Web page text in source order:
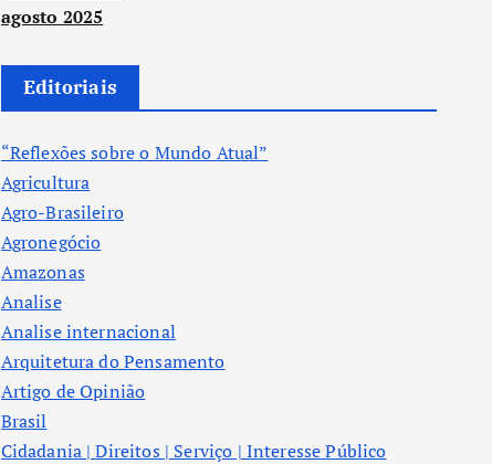
agosto 2025
Editoriais
“Reflexões sobre o Mundo Atual”
Agricultura
Agro-Brasileiro
Agronegócio
Amazonas
Analise
Analise internacional
Arquitetura do Pensamento
Artigo de Opinião
Brasil
Cidadania | Direitos | Serviço | Interesse Público